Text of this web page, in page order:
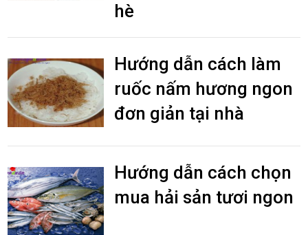
hè
Hướng dẫn cách làm
ruốc nấm hương ngon
đơn giản tại nhà
Hướng dẫn cách chọn
mua hải sản tươi ngon